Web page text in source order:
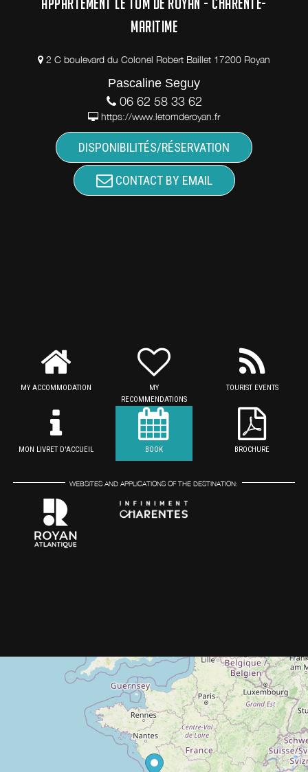
MARITIME
2 C boulevard du Colonel Robert Baillet 17200 Royan
Pascaline Seguy
06 62 58 33 62
https://www.letomderoyan.fr
DISPONIBILITÉS/RÉSERVATION
CONTACT BY EMAIL
MY ACCOMMODATION
MY
RECOMMENDATIONS
TOURIST EVENTS
MON LIVRET D'ACCUEIL BOOK BROCHURE
WEBSITES AND APPLICATIONS OF THE DESTINATION: